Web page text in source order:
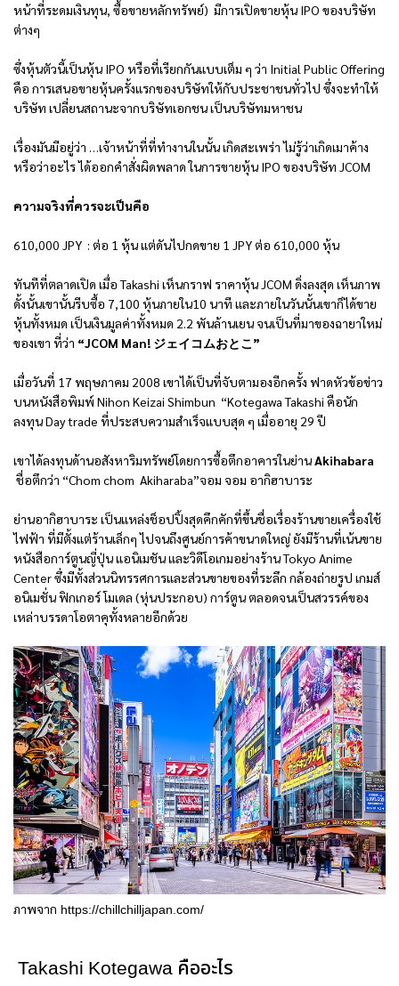
หน้าที่ระดมเงินทุน, ซื้อขายหลักทรัพย์) มีการเปิดขายหุ้น IPO ของบริษัท
ต่างๆ
ซึ่งหุ้นตัวนี้เป็นหุ้น IPO หรือที่เรียกกันแบบเต็ม ๆ ว่า Initial Public Offering
คือ การเสนอขายหุ้นครั้งแรกของบริษัทให้กับประชาชนทั่วไป ซึ่งจะทำให้
บริษัท เปลี่ยนสถานะจากบริษัทเอกชน เป็นบริษัทมหาชน
เรื่องมันมีอยู่ว่า …เจ้าหน้าที่ที่ทำงานในนั้น เกิดสะเพร่า ไม่รู้ว่าเกิดเมาค้าง
หรือว่าอะไร ได้ออกคำสั่งผิดพลาด ในการขายหุ้น IPO ของบริษัท JCOM
ความจริงที่ควรจะเป็นคือ
610,000 JPY : ต่อ 1 หุ้น แต่ดันไปกดขาย 1 JPY ต่อ 610,000 หุ้น
ทันทีที่ตลาดเปิด เมื่อ Takashi เห็นกราฟ ราคาหุ้น JCOM ดิ่งลงสุด เห็นภาพ
ดั้งนั้นเขานั้นรีบซื้อ 7,100 หุ้นภายใน10 นาที และภายในวันนั้นเขาก็ได้ขาย
หุ้นทั้งหมด เป็นเงินมูลค่าทั้งหมด 2.2 พันล้านเยน จนเป็นที่มาของฉายาใหม่
ของเขา ที่ว่า “JCOM Man! ジェイコムおとこ ”
เมื่อวันที่ 17 พฤษภาคม 2008 เขาได้เป็นที่จับตามองอีกครั้ง ฟาดหัวข้อข่าว
บนหนังสือพิมพ์ Nihon Keizai Shimbun “Kotegawa Takashi คือนัก
ลงทุน Day trade ที่ประสบความสำเร็จแบบสุด ๆ เมื่ออายุ 29 ปี
เขาได้ลงทุนด้านอสังหาริมทรัพย์โดยการซื้อตึกอาคารในย่านAkihabara
ชื่อตึกว่า “Chom chom Akiharaba”จอม จอม อากิฮาบาระ
ย่านอากิฮาบาระ เป็นแหล่งช็อปปิ้งสุดคึกคักที่ขึ้นชื่อเรื่องร้านขายเครื่องใช้
ไฟฟ้า ที่มีตั้งแต่ร้านเล็กๆ ไปจนถึงศูนย์การค้าขนาดใหญ่ ยังมีร้านที่เน้นขาย
หนังสือการ์ตูนญี่ปุ่น แอนิเมชัน และวิดีโอเกมอย่างร้าน Tokyo Anime
Center ซึ่งมีทั้งส่วนนิทรรศการและส่วนขายของที่ระลึก กล้องถ่ายรูป เกมส์
อนิเมชั่น ฟิกเกอร์ โมเดล (หุ่นประกอบ) การ์ตูน ตลอดจนเป็นสวรรค์ของ
เหล่าบรรดาโอตาคุทั้งหลายอีกด้วย
ภาพจาก https://chillchilljapan.com/
Takashi Kotegawa คืออะไร